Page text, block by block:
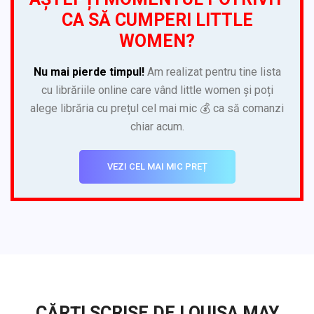
CA SĂ CUMPERI LITTLE
WOMEN?
Nu mai pierde timpul!Am realizat pentru tine lista
cu librăriile online care vând little women și poți
alege librăria cu prețul cel mai mic 💰 ca să comanzi
chiar acum.
VEZI CEL MAI MIC PREȚ